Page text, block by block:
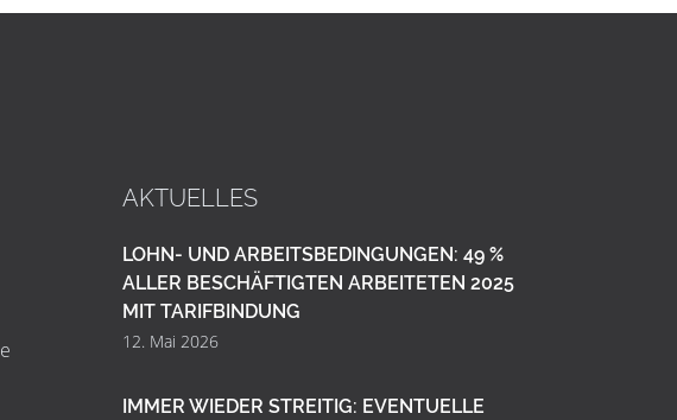
e
AKTUELLES
LOHN- UND ARBEITSBEDINGUNGEN: 49 %
ALLER BESCHÄFTIGTEN ARBEITETEN 2025
MIT TARIFBINDUNG
12. Mai 2026
IMMER WIEDER STREITIG: EVENTUELLE